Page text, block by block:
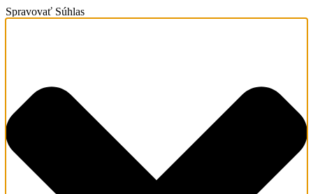
Spravovať Súhlas